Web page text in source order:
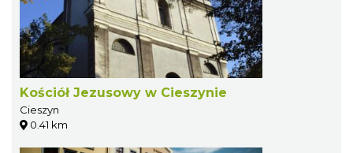
Kościół Jezusowy w Cieszynie
Cieszyn
0.41 km